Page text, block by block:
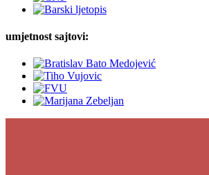
umjetnost sajtovi: